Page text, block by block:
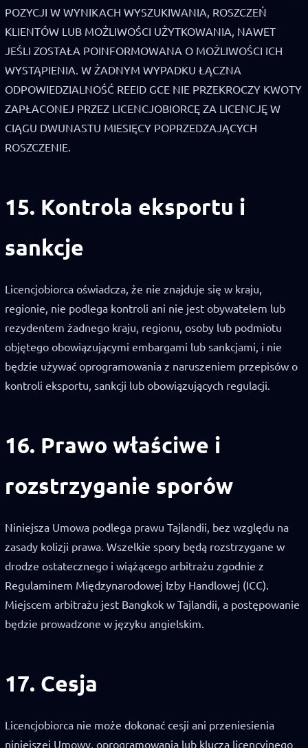
POZYCJI W WYNIKACH WYSZUKIWANIA, ROSZCZEŃ
KLIENTÓW LUB MOŻLIWOŚCI UŻYTKOWANIA, NAWET
JEŚLI ZOSTAŁA POINFORMOWANA O MOŻLIWOŚCI ICH
WYSTĄPIENIA. W ŻADNYM WYPADKU ŁĄCZNA
ODPOWIEDZIALNOŚĆ REEID GCE NIE PRZEKROCZY KWOTY
ZAPŁACONEJ PRZEZ LICENCJOBIORCĘ ZA LICENCJĘ W
CIĄGU DWUNASTU MIESIĘCY POPRZEDZAJĄCYCH
ROSZCZENIE.
15. Kontrola eksportu i
sankcje
Licencjobiorca oświadcza, że nie znajduje się w kraju,
regionie, nie podlega kontroli ani nie jest obywatelem lub
rezydentem żadnego kraju, regionu, osoby lub podmiotu
objętego obowiązującymi embargami lub sankcjami, i nie
będzie używać oprogramowania z naruszeniem przepisów o
kontroli eksportu, sankcji lub obowiązujących regulacji.
16. Prawo właściwe i
rozstrzyganie sporów
Niniejsza Umowa podlega prawu Tajlandii, bez względu na
zasady kolizji prawa. Wszelkie spory będą rozstrzygane w
drodze ostatecznego i wiążącego arbitrażu zgodnie z
Regulaminem Międzynarodowej Izby Handlowej (ICC).
Miejscem arbitrażu jest Bangkok w Tajlandii, a postępowanie
będzie prowadzone w języku angielskim.
17. Cesja
Licencjobiorca nie może dokonać cesji ani przeniesienia
niniejszej Umowy, oprogramowania lub klucza licencyjnego